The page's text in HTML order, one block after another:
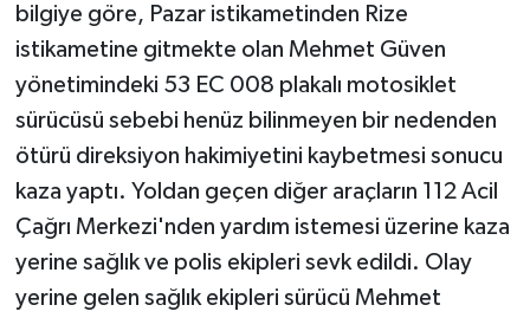
bilgiye göre, Pazar istikametinden Rize
istikametine gitmekte olan Mehmet Güven
yönetimindeki 53 EC 008 plakalı motosiklet
sürücüsü sebebi henüz bilinmeyen bir nedenden
ötürü direksiyon hakimiyetini kaybetmesi sonucu
kaza yaptı. Yoldan geçen diğer araçların 112 Acil
Çağrı Merkezi'nden yardım istemesi üzerine kaza
yerine sağlık ve polis ekipleri sevk edildi. Olay
yerine gelen sağlık ekipleri sürücü Mehmet